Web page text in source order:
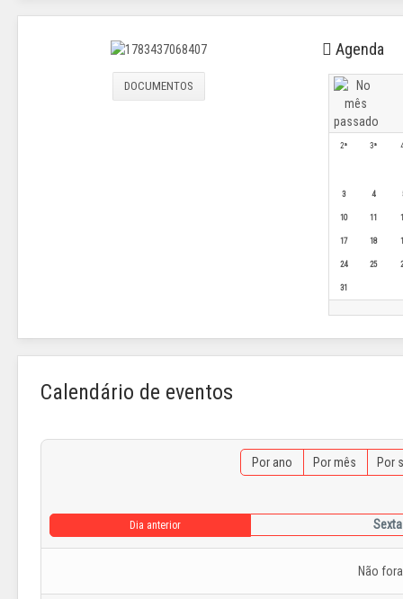
DOCUMENTOS
Agenda
2ª 3ª
3 4
10 11
17 18
24 25
31
Calendário de eventos
Por ano Por mês Por
Dia anterior
Não